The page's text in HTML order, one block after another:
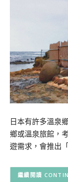
日本有許多溫泉
鄉或溫泉旅館，
遊需求，會推出